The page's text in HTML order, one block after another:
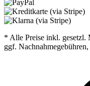
* Alle Preise inkl. gesetzl.
ggf.